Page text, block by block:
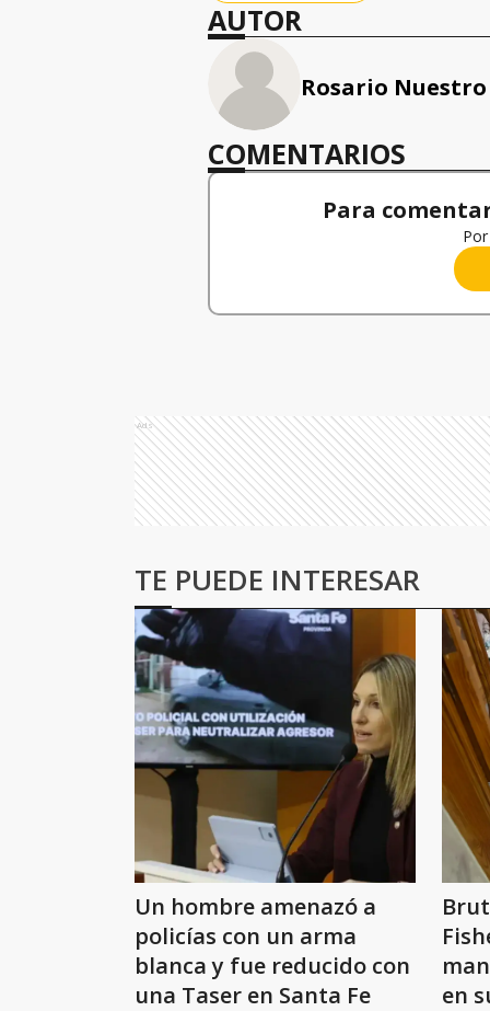
AUTOR
Rosario Nuestro
COMENTARIOS
Para
Ads
TE PUEDE INTERESAR
Un hombre amenazó a
policías con un arma
blanca y fue reducido con
una Taser en Santa Fe
en